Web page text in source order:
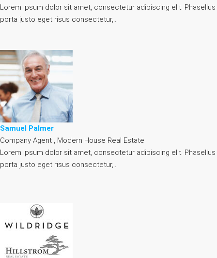
Lorem ipsum dolor sit amet, consectetur adipiscing elit. Phasellus
porta justo eget risus consectetur,…
Samuel Palmer
Company Agent , Modern House Real Estate
Lorem ipsum dolor sit amet, consectetur adipiscing elit. Phasellus
porta justo eget risus consectetur,…